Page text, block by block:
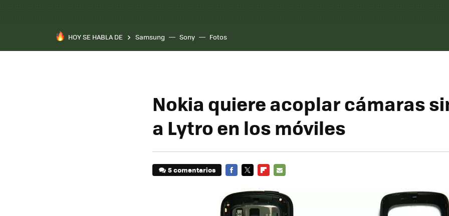
HOY SE HABLA DE Samsung Sony Fotos
Nokia quiere acoplar cámaras
a Lytro en los móviles
5 comentarios
MAIL